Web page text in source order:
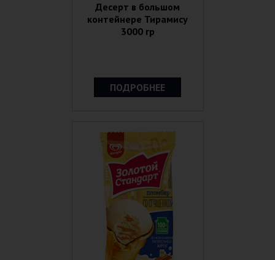
Десерт в большом
контейнере Тирамису
3000 гр
ПОДРОБНЕЕ